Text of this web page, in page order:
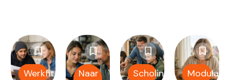
Werkfit
Naar
Scholing Modulair